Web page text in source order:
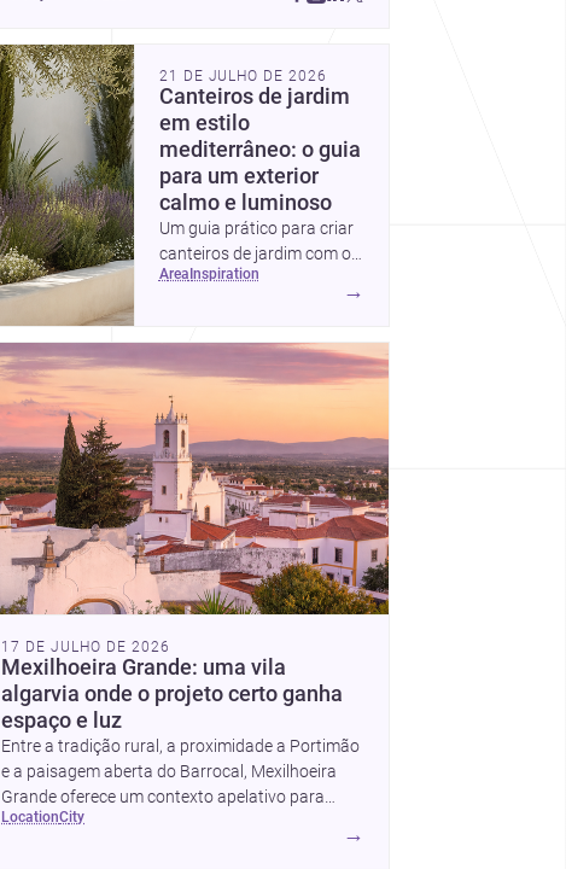
belong. Discover more design
21 DE JULHO DE 2026
Canteiros de jardim
em estilo
mediterrâneo: o guia
para um exterior
calmo e luminoso
Um guia prático para criar
canteiros de jardim com o
charme mediterrâneo:
secos, luminosos, naturais
area inspiration
→
17 DE JULHO DE 2026
Mexilhoeira Grande: uma vila
algarvia onde o projeto certo ganha
espaço e luz
Entre a tradição rural, a proximidade a Portimão
e a paisagem aberta do Barrocal, Mexilhoeira
Grande oferece um contexto apelativo para
quem quer construir, renovar ou desenhar um
location city
→